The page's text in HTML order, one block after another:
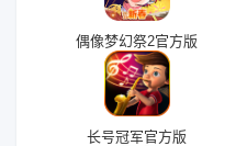
偶像梦幻祭2官方版
长号冠军官方版